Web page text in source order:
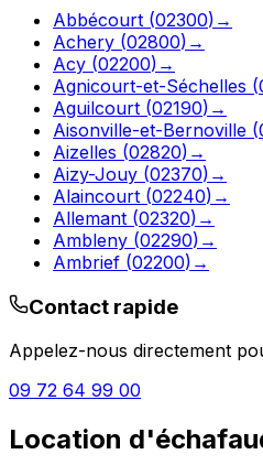
Abbécourt (02300) →
Achery (02800) →
Acy (02200) →
Agnicourt-et-Séchelles (
Aguilcourt (02190) →
Aisonville-et-Bernoville (
Aizelles (02820) →
Aizy-Jouy (02370) →
Alaincourt (02240) →
Allemant (02320) →
Ambleny (02290) →
Ambrief (02200) →
Contact rapide
Appelez-nous directement
09 72 64 99 00
Location